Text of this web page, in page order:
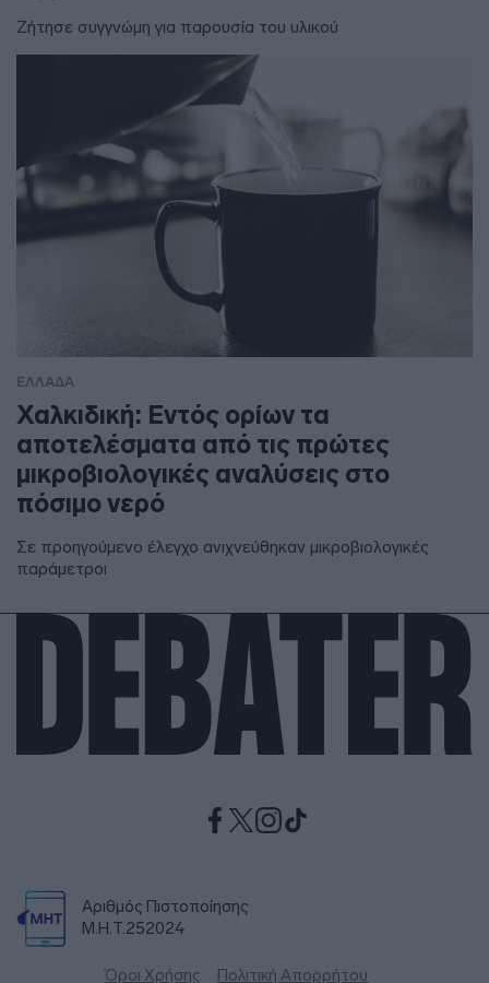
Ζήτησε συγγνώμη για παρουσία του υλικού
ΕΛΛΑΔΑ
Χαλκιδική: Εντός ορίων τα
αποτελέσματα από τις πρώτες
μικροβιολογικές αναλύσεις στο
πόσιμο νερό
Σε προηγούμενο έλεγχο ανιχνεύθηκαν μικροβιολογικές
παράμετροι
Αριθμός Πιστοποίησης
Μ.Η.Τ.252024
Όροι Χρήσης Πολιτική Απορρήτου